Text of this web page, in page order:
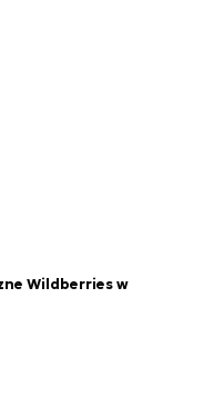
Wildberries w